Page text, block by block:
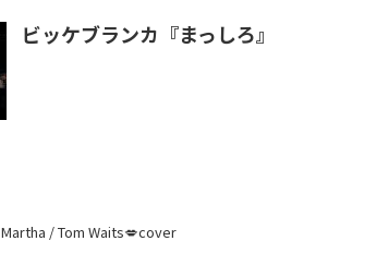
ビッケブランカ『まっしろ』
Martha / Tom Waits💋cover